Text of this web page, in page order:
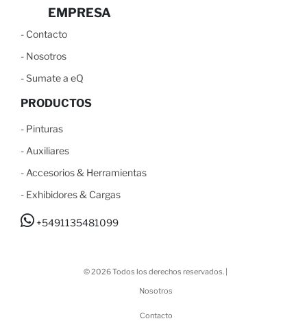
EMPRESA
- Contacto
- Nosotros
-Sumate a eQ
PRODUCTOS
- Pinturas
- Auxiliares
- Accesorios & Herramientas
- Exhibidores & Cargas
+5491135481099
© 2026 Todos los derechos reservados. |
Nosotros
Contacto